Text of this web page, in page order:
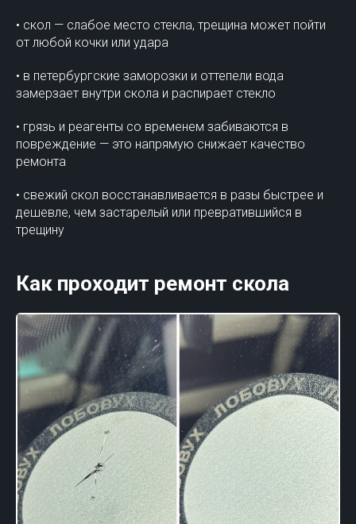
• скол — слабое место стекла, трещина может пойти
от любой кочки или удара
• в петербургские заморозки и оттепели вода
замерзает внутри скола и распирает стекло
• грязь и реагенты со временем забиваются в
повреждение — это напрямую снижает качество
ремонта
• свежий скол восстанавливается в разы быстрее и
дешевле, чем застарелый или превратившийся в
трещину
Как проходит ремонт скола